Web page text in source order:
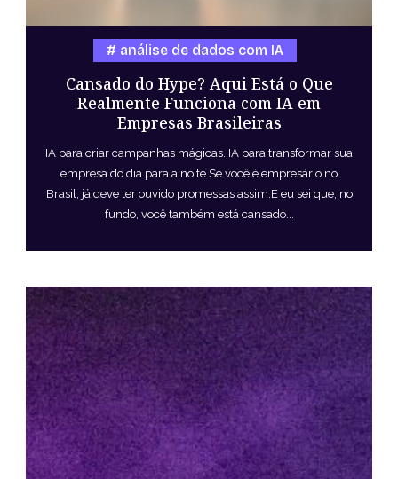
Cansado do Hype? Aqui Está o Que
Realmente Funciona com IA em
Empresas Brasileiras
análise de dados com IA
IA para criar campanhas mágicas. IA para transformar sua
empresa do dia para a noite.Se você é empresário no
Brasil, já deve ter ouvido promessas assim.E eu sei que, no
fundo, você também está cansado...